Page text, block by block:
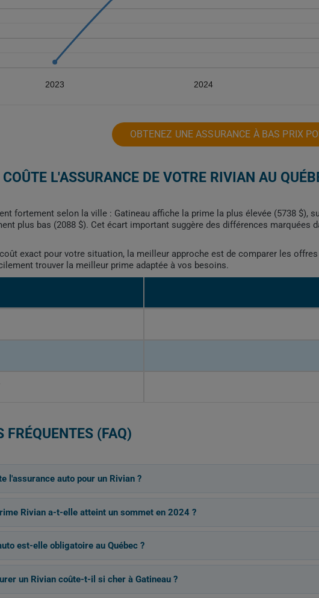
2023 2024
OBTENEZ UNE ASSURANCE À BAS PRIX
L'ASSURANCE DE VOTRE RIVIAN AU
fortement selon la ville : Gatineau affiche la prime la plus élevée (5738 $),
plus bas (2088 $). Cet écart important suggère des différences
exact pour votre situation, la meilleur approche est de comparer les
trouver la meilleur prime adaptée à vos besoins.
FRÉQUENTES (FAQ)
l'assurance auto pour un Rivian ?
Rivian a-t-elle atteint un sommet en 2024 ?
est-elle obligatoire au Québec ?
un Rivian coûte-t-il si cher à Gatineau ?